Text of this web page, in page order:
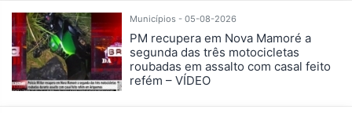
Municípios - 05-08-2026
PM recupera em Nova Mamoré a
segunda das três motocicletas
roubadas em assalto com casal feito
refém – VÍDEO